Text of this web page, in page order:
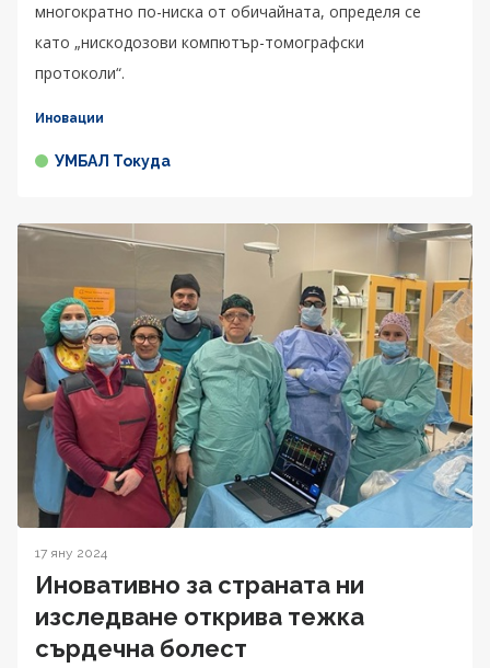
многократно по-ниска от обичайната, определя се
като „нискодозови компютър-томографски
протоколи“.
Иновации
УМБАЛ Токуда
17 яну 2024
Иновативно за страната ни
изследване открива тежка
сърдечна болест